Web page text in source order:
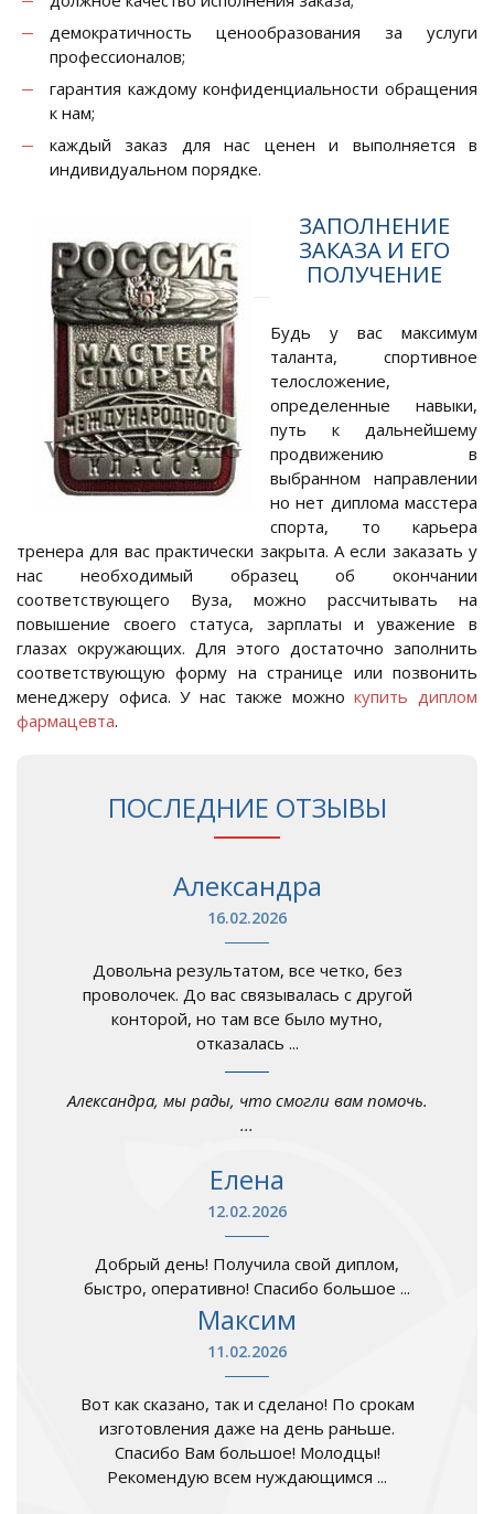
демократичность ценообразования за услуги
профессионалов;
гарантия каждому конфиденциальности обращения
к нам;
каждый заказ для нас ценен и выполняется в
индивидуальном порядке.
ЗАПОЛНЕНИЕ
ЗАКАЗА И ЕГО
ПОЛУЧЕНИЕ
Будь у вас максимум
таланта, спортивное
телосложение,
определенные навыки,
путь к дальнейшему
продвижению в
выбранном направлении
но нет диплома масстера
спорта, то карьера
тренера для вас практически закрыта. А если заказать у
нас необходимый образец об окончании
соответствующего Вуза, можно рассчитывать на
повышение своего статуса, зарплаты и уважение в
глазах окружающих. Для этого достаточно заполнить
соответствующую форму на странице или позвонить
менеджеру офиса. У нас также можнокупить диплом
фармацевта.
ПОСЛЕДНИЕ ОТЗЫВЫ
Александра
16.02.2026
Довольна результатом, все четко, без
проволочек. До вас связывалась с другой
конторой, но там все было мутно,
отказалась ...
Александра, мы рады, что смогли вам помочь.
...
Елена
12.02.2026
Добрый день! Получила свой диплом,
быстро, оперативно! Спасибо большое ...
Максим
11.02.2026
Вот как сказано, так и сделано! По срокам
изготовления даже на день раньше.
Спасибо Вам большое! Молодцы!
Рекомендую всем нуждающимся ...